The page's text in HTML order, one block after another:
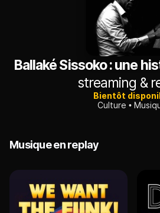
Ballaké Sissoko : une
streaming &
Bientôt
Culture
Musique en replay